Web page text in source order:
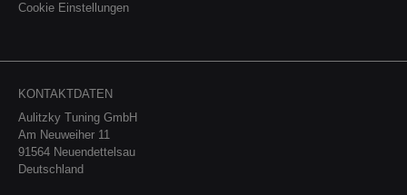
Cookie Einstellungen
KONTAKTDATEN
Aulitzky Tuning GmbH
Am Neuweiher 11
91564 Neuendettelsau
Deutschland